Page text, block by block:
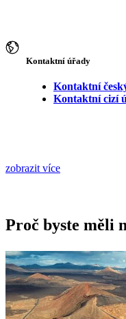
Kontaktní úřady
Kontaktní
Kontaktní cizí
zobrazit více
Proč byste měli